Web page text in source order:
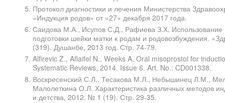
Протокол диагностики и лечения Министерства
«Индукция родов» от «27» декабря 2017 года.
Саидова М.А., Исупов С.Д., Рафиева З.Х.
подготовки шейки матки к родам и родовозбуждения.
(319). Душанбе, 2013 год. Стр. 74-79.
Alfirevic Z., Aflaifel N., Weeks A. Oral misoprostol for
Systematic Reviews, 2014. Issue 6. Art. No.: CD001338.
Воскресенский С.Л., Тесакова М.Л., Небышинец Л.М.,
Малолеткина О.Л. Характеристика различных методов
и детства, 2012. № 1 (19). Стр. 29-35.